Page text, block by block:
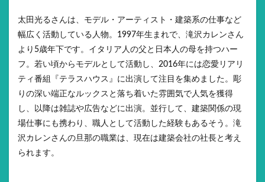
太田光るさんは、モデル・アーティスト・建築系の仕事など
幅広く活動している人物。1997年生まれで、滝沢カレンさん
より5歳年下です。イタリア人の父と日本人の母を持つハー
フ。若い頃からモデルとして活動し、2016年には恋愛リアリ
ティ番組『テラスハウス』に出演して注目を集めました。彫
りの深い端正なルックスと落ち着いた雰囲気で人気を獲得
し、以降は雑誌や広告などに出演。並行して、建築関係の現
場仕事にも携わり、職人として活動した経験もあるそう。滝
沢カレンさんの旦那の職業は、現在は建築会社の社長と考え
られます。